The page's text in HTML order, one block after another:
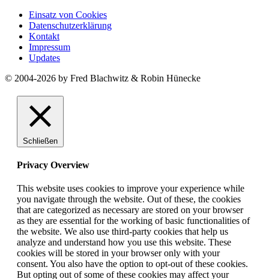
Einsatz von Cookies
Datenschutzerklärung
Kontakt
Impressum
Updates
© 2004-2026 by Fred Blachwitz & Robin Hünecke
Schließen
Privacy Overview
This website uses cookies to improve your experience while
you navigate through the website. Out of these, the cookies
that are categorized as necessary are stored on your browser
as they are essential for the working of basic functionalities of
the website. We also use third-party cookies that help us
analyze and understand how you use this website. These
cookies will be stored in your browser only with your
consent. You also have the option to opt-out of these cookies.
But opting out of some of these cookies may affect your